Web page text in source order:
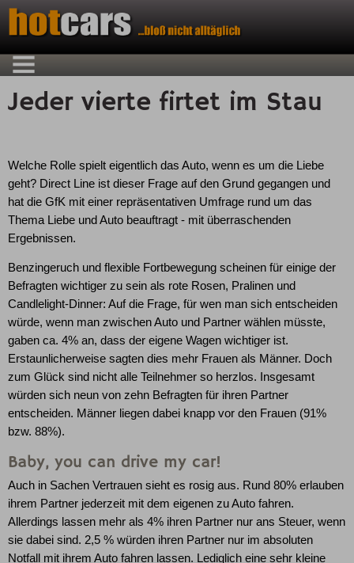
Jeder vierte firtet im Stau
Welche Rolle spielt eigentlich das Auto, wenn es um die Liebe
geht? Direct Line ist dieser Frage auf den Grund gegangen und
hat die GfK mit einer repräsentativen Umfrage rund um das
Thema Liebe und Auto beauftragt - mit überraschenden
Ergebnissen.
Benzingeruch und flexible Fortbewegung scheinen für einige der
Befragten wichtiger zu sein als rote Rosen, Pralinen und
Candlelight-Dinner: Auf die Frage, für wen man sich entscheiden
würde, wenn man zwischen Auto und Partner wählen müsste,
gaben ca. 4% an, dass der eigene Wagen wichtiger ist.
Erstaunlicherweise sagten dies mehr Frauen als Männer. Doch
zum Glück sind nicht alle Teilnehmer so herzlos. Insgesamt
würden sich neun von zehn Befragten für ihren Partner
entscheiden. Männer liegen dabei knapp vor den Frauen (91%
bzw. 88%).
Baby, you can drive my car!
Auch in Sachen Vertrauen sieht es rosig aus. Rund 80% erlauben
ihrem Partner jederzeit mit dem eigenen zu Auto fahren.
Allerdings lassen mehr als 4% ihren Partner nur ans Steuer, wenn
sie dabei sind. 2,5 % würden ihren Partner nur im absoluten
Notfall mit ihrem Auto fahren lassen. Lediglich eine sehr kleine